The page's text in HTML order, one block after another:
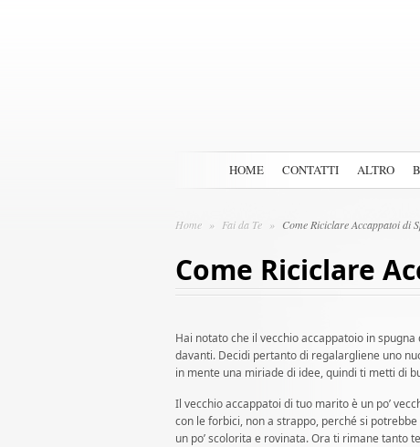
HOME CONTATTI ALTRO
Home » Fai da Te » Come Riciclare Accappatoi di
Come Riciclare
Hai notato che il vecchio accappatoio in
davanti. Decidi pertanto di regalargliene uno
in mente una miriade di idee, quindi ti metti di
Il vecchio accappatoi di tuo marito è un po’
con le forbici, non a strappo, perché si
un po’ scolorita e rovinata. Ora ti rimane tanto